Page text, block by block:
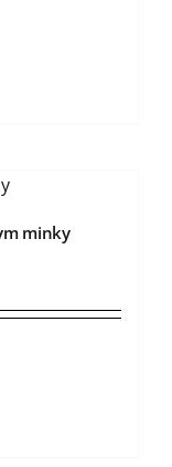
minky